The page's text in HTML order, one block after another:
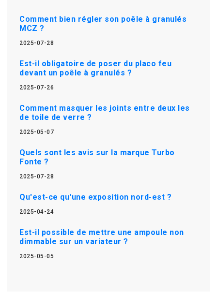
Comment bien régler son poêle à granulés
MCZ ?
2025-07-28
Est-il obligatoire de poser du placo feu
devant un poêle à granulés ?
2025-07-26
Comment masquer les joints entre deux les
de toile de verre ?
2025-05-07
Quels sont les avis sur la marque Turbo
Fonte ?
2025-07-28
Qu'est-ce qu'une exposition nord-est ?
2025-04-24
Est-il possible de mettre une ampoule non
dimmable sur un variateur ?
2025-05-05